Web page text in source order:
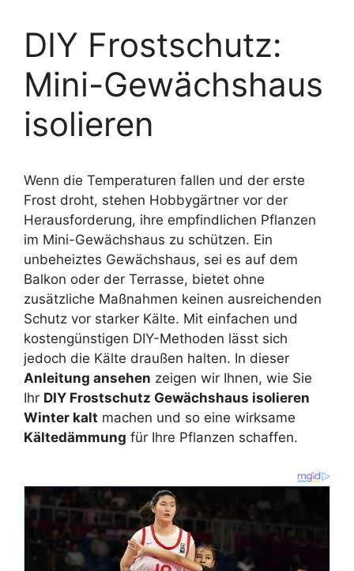
DIY Frostschutz:
Mini-Gewächshaus
isolieren
Wenn die Temperaturen fallen und der erste
Frost droht, stehen Hobbygärtner vor der
Herausforderung, ihre empfindlichen Pflanzen
im Mini-Gewächshaus zu schützen. Ein
unbeheiztes Gewächshaus, sei es auf dem
Balkon oder der Terrasse, bietet ohne
zusätzliche Maßnahmen keinen ausreichenden
Schutz vor starker Kälte. Mit einfachen und
kostengünstigen DIY-Methoden lässt sich
jedoch die Kälte draußen halten. In dieser
Anleitung ansehen zeigen wir Ihnen, wie Sie
Ihr DIY Frostschutz Gewächshaus isolieren
Winter kalt machen und so eine wirksame
Kältedämmung für Ihre Pflanzen schaffen.